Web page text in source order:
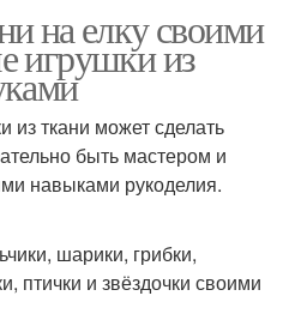
на елку своими
игрушки из
из ткани может сделать
быть мастером и
навыками рукоделия.
шарики, грибки,
птички и звёздочки своими